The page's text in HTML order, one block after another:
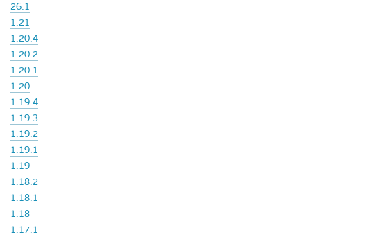
26.1
1.21
1.20.4
1.20.2
1.20.1
1.20
1.19.4
1.19.3
1.19.2
1.19.1
1.19
1.18.2
1.18.1
1.18
1.17.1